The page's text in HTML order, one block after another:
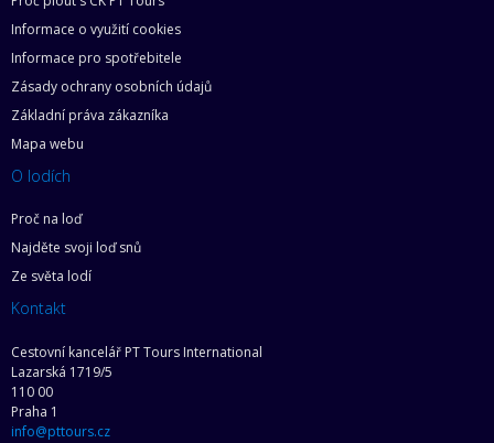
Informace o využití cookies
Informace pro spotřebitele
Zásady ochrany osobních údajů
Základní práva zákazníka
Mapa webu
O lodích
Proč na loď
Najděte svoji loď snů
Ze světa lodí
Kontakt
Cestovní kancelář PT Tours International
Lazarská 1719/5
110 00
Praha 1
info@pttours.cz